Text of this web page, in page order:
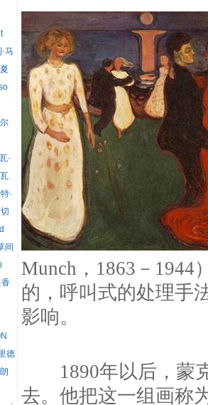
Munch，1863－1944
的，呼叫式的处理手
影响。
1890年以后，蒙克
去。他把这一组画称
马
·
瓦
·
间
德